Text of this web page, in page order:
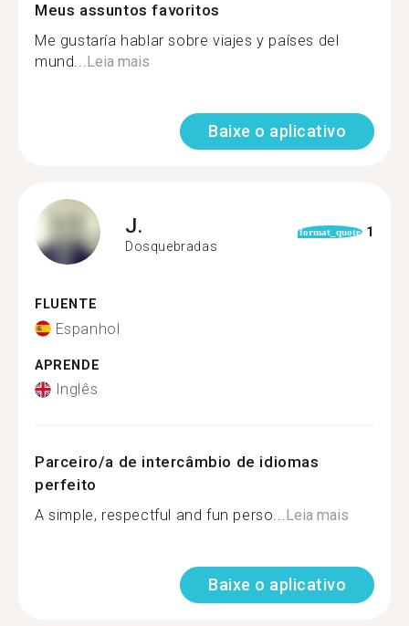
Meus assuntos favoritos
Me gustaría hablar sobre viajes y países del
mund...Leia mais
Baixe o aplicativo
J.
Dosquebradas
format_quote 1
FLUENTE
Espanhol
APRENDE
Inglês
Parceiro/a de intercâmbio de idiomas
perfeito
A simple, respectful and fun perso...Leia mais
Baixe o aplicativo